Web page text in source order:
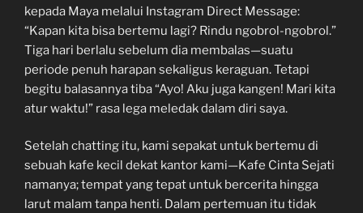
kepada Maya melalui Instagram Direct Message:
“Kapan kita bisa bertemu lagi? Rindu ngobrol-ngobrol.”
Tiga hari berlalu sebelum dia membalas—suatu
periode penuh harapan sekaligus keraguan. Tetapi
begitu balasannya tiba “Ayo! Aku juga kangen! Mari kita
atur waktu!” rasa lega meledak dalam diri saya.
Setelah chatting itu, kami sepakat untuk bertemu di
sebuah kafe kecil dekat kantor kami—Kafe Cinta Sejati
namanya; tempat yang tepat untuk bercerita hingga
larut malam tanpa henti. Dalam pertemuan itu tidak